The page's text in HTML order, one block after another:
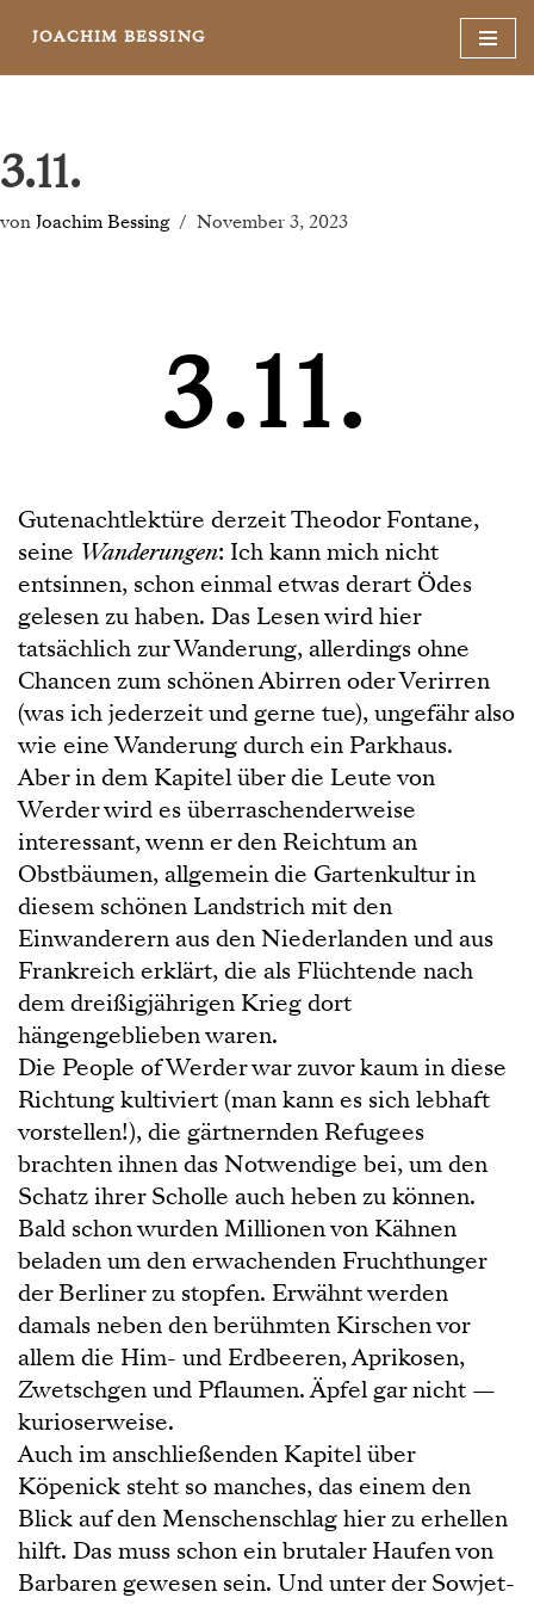
JOACHIM BESSING
3.11.
von Joachim Bessing November 3, 2023
3.11.
Gutenachtlektüre derzeit Theodor Fontane,
seine Wanderungen: Ich kann mich nicht
entsinnen, schon einmal etwas derart Ödes
gelesen zu haben. Das Lesen wird hier
tatsächlich zur Wanderung, allerdings ohne
Chancen zum schönen Abirren oder Verirren
(was ich jederzeit und gerne tue), ungefähr also
wie eine Wanderung durch ein Parkhaus.
Aber in dem Kapitel über die Leute von
Werder wird es überraschenderweise
interessant, wenn er den Reichtum an
Obstbäumen, allgemein die Gartenkultur in
diesem schönen Landstrich mit den
Einwanderern aus den Niederlanden und aus
Frankreich erklärt, die als Flüchtende nach
dem dreißigjährigen Krieg dort
hängengeblieben waren.
Die People of Werder war zuvor kaum in diese
Richtung kultiviert (man kann es sich lebhaft
vorstellen!), die gärtnernden Refugees
brachten ihnen das Notwendige bei, um den
Schatz ihrer Scholle auch heben zu können.
Bald schon wurden Millionen von Kähnen
beladen um den erwachenden Fruchthunger
der Berliner zu stopfen. Erwähnt werden
damals neben den berühmten Kirschen vor
allem die Him- und Erdbeeren, Aprikosen,
Zwetschgen und Pflaumen. Äpfel gar nicht —
kurioserweise.
Auch im anschließenden Kapitel über
Köpenick steht so manches, das einem den
Blick auf den Menschenschlag hier zu erhellen
hilft. Das muss schon ein brutaler Haufen von
Barbaren gewesen sein. Und unter der Sowjet-